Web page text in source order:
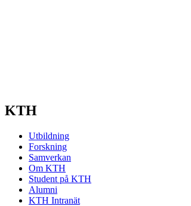
KTH
Utbildning
Forskning
Samverkan
Om KTH
Student på KTH
Alumni
KTH Intranät